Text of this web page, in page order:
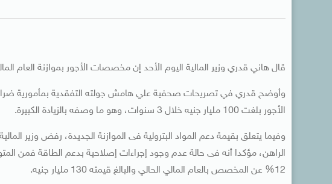
قال هاني قدري وزير المالية اليوم الأحد إن مخصصات الأجور بموازنة العام المالي المقبل 2014-2015، تقدر بحوالي
وأوضح قدري في تصريحات صحفية علي هامش جولته التفقدية بمأمورية
الأجور بلغت 100 مليار جنيه خلال 3 سنوات، وهو ما وصفه بالزيادة الكبيرة.
وفيما يتعلق بقيمة دعم المواد البترولية فى الموازنة الجديدة، رفض وزير
12% عن المخصص بالعام المالي الحالي والبالغ قيمته 130 مليار جنيه.